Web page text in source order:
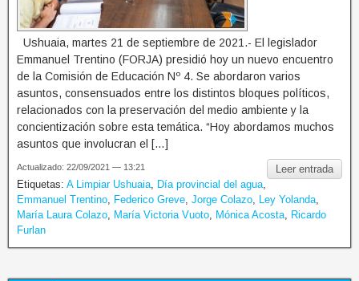
Ushuaia, martes 21 de septiembre de 2021.- El legislador
Emmanuel Trentino (FORJA) presidió hoy un nuevo encuentro
de la Comisión de Educación Nº 4. Se abordaron varios
asuntos, consensuados entre los distintos bloques políticos,
relacionados con la preservación del medio ambiente y la
concientización sobre esta temática. “Hoy abordamos muchos
asuntos que involucran el […]
Leer entrada
Actualizado: 22/09/2021 — 13:21
Etiquetas: A Limpiar Ushuaia Día provincial del agua
Emmanuel Trentino
Federico Greve Jorge Colazo Ley Yolanda
María Laura Colazo
María Victoria Vuoto Mónica Acosta
Ricardo
Furlan